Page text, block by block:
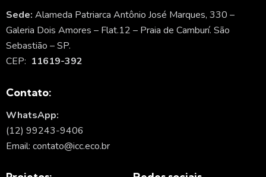
Sede: Alameda Patriarca Antônio José Marques, 330 –
Galeria Dois Amores – Flat.12 – Praia de Camburí. São
Sebastião – SP.
CEP: 11619-392
Contato:
WhatsApp:
(12) 99243-9406
Email: contato@icc.eco.br